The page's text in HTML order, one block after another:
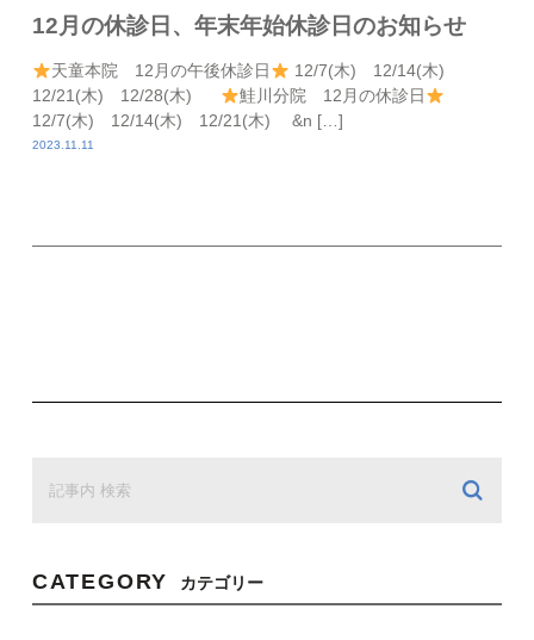
12月の休診日、年末年始休診日のお知らせ
天童本院 12月の午後休診日
12/7(木) 12/14(木)
12/21(木) 12/28(木)
鮭川分院 12月の休診日
12/7(木) 12/14(木) 12/21(木) &n […]
2023.11.11
CATEGORY カテゴリー